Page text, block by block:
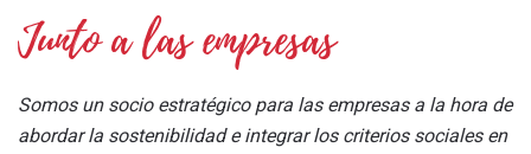
Junto a las empresas
Somos un socio estratégico para las empresas a la hora de
abordar la sostenibilidad e integrar los criterios sociales en